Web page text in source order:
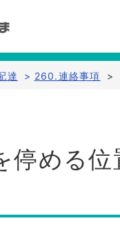
達 > 260.連絡事項 >
停める